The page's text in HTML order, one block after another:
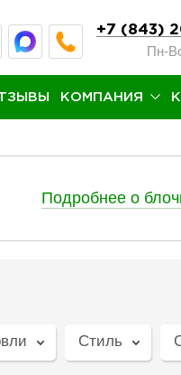
+7 (843)
Пн-
КОМПАНИЯ
Подробнее о
Стиль